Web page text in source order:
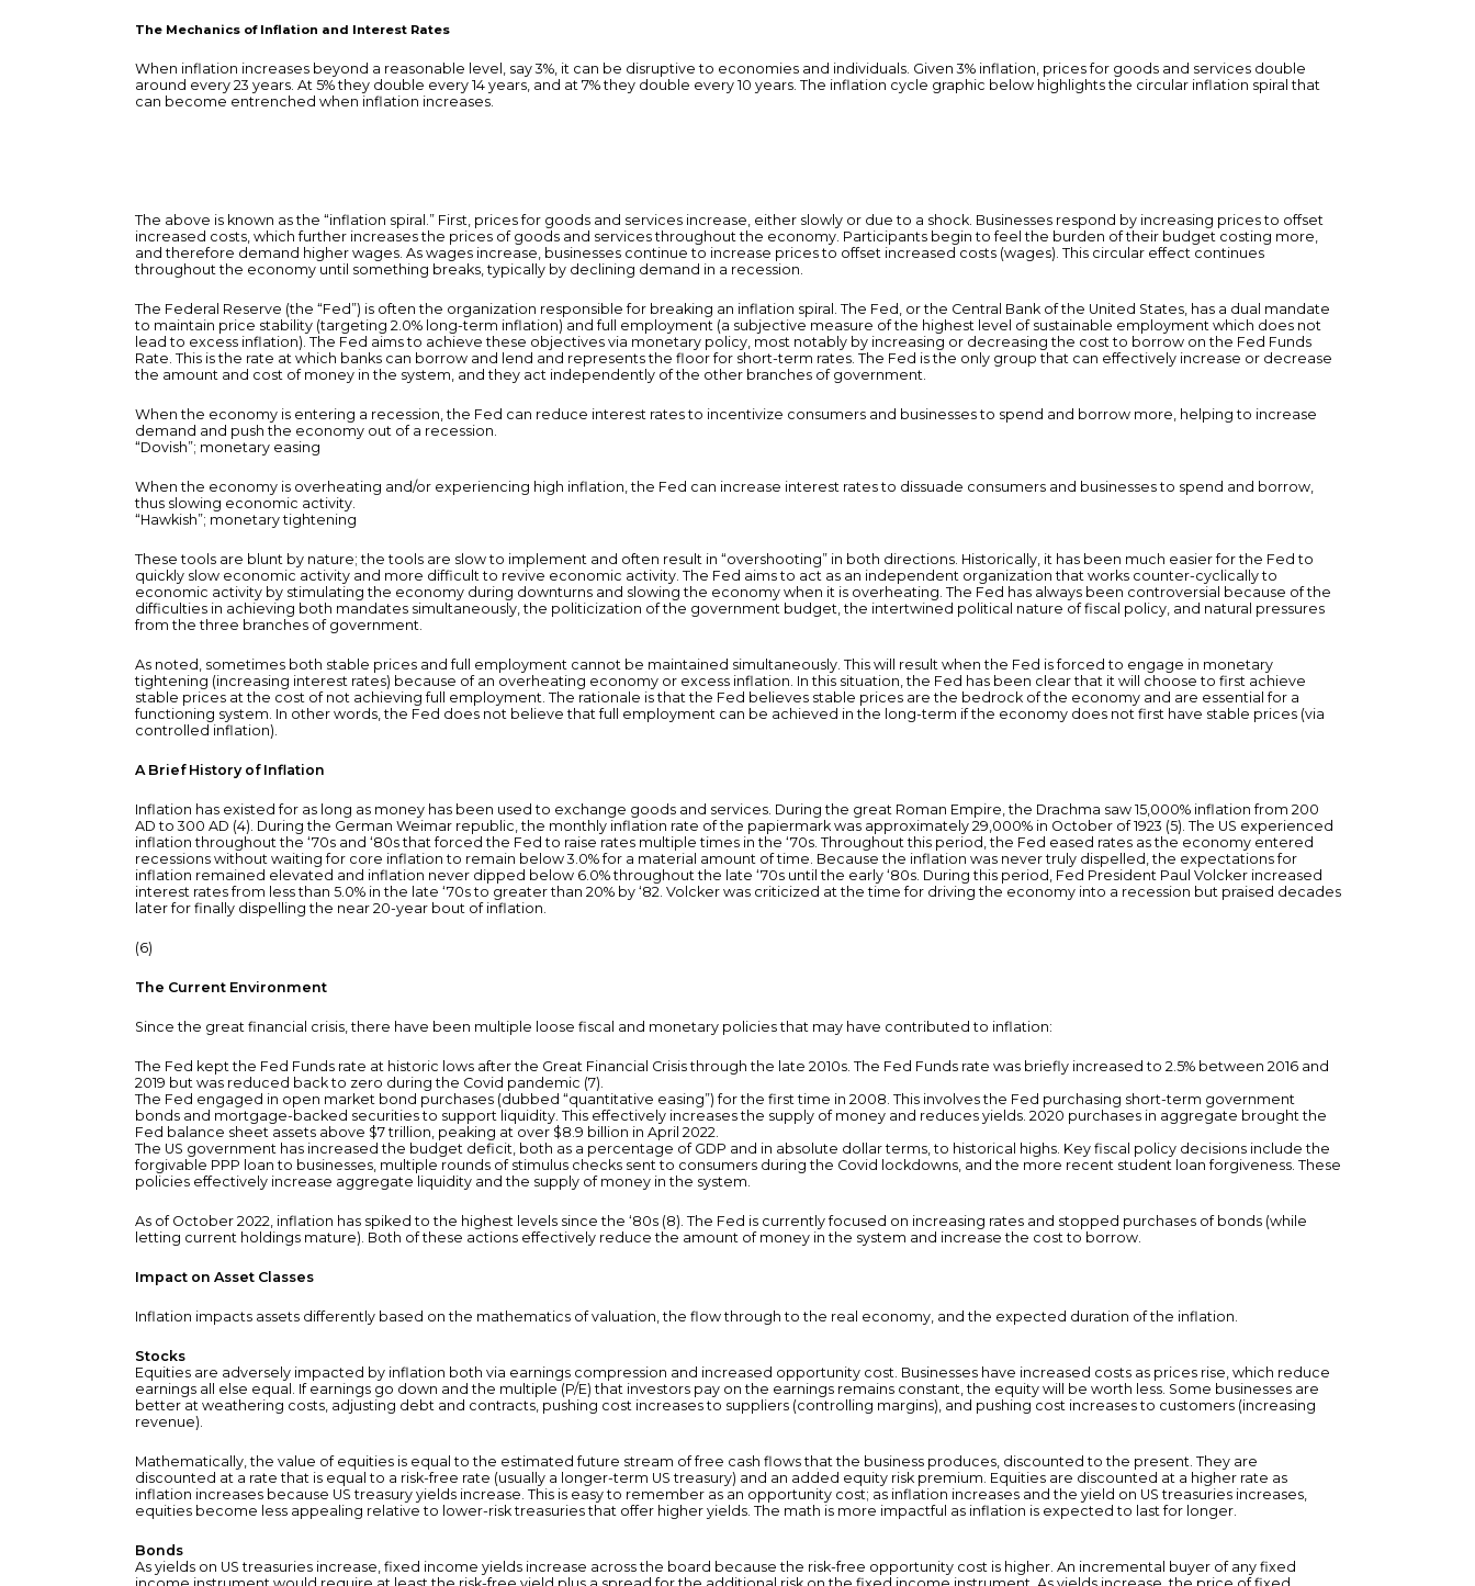
The Mechanics of Inflation and Interest Rates
When inflation increases beyond a reasonable level, say 3%, it can be disruptive to economies and individuals. Given 3% inflation, prices for goods and services double
around every 23 years. At 5% they double every 14 years, and at 7% they double every 10 years. The inflation cycle graphic below highlights the circular inflation spiral that
can become entrenched when inflation increases.
The above is known as the “inflation spiral.” First, prices for goods and services increase, either slowly or due to a shock. Businesses respond by increasing prices to offset
increased costs, which further increases the prices of goods and services throughout the economy. Participants begin to feel the burden of their budget costing more,
and therefore demand higher wages. As wages increase, businesses continue to increase prices to offset increased costs (wages). This circular effect continues
throughout the economy until something breaks, typically by declining demand in a recession.
The Federal Reserve (the “Fed”) is often the organization responsible for breaking an inflation spiral. The Fed, or the Central Bank of the United States, has a dual mandate
to maintain price stability (targeting 2.0% long-term inflation) and full employment (a subjective measure of the highest level of sustainable employment which does not
lead to excess inflation). The Fed aims to achieve these objectives via monetary policy, most notably by increasing or decreasing the cost to borrow on the Fed Funds
Rate. This is the rate at which banks can borrow and lend and represents the floor for short-term rates. The Fed is the only group that can effectively increase or decrease
the amount and cost of money in the system, and they act independently of the other branches of government.
When the economy is entering a recession, the Fed can reduce interest rates to incentivize consumers and businesses to spend and borrow more, helping to increase
demand and push the economy out of a recession.
“Dovish”; monetary easing
When the economy is overheating and/or experiencing high inflation, the Fed can increase interest rates to dissuade consumers and businesses to spend and borrow,
thus slowing economic activity.
“Hawkish”; monetary tightening
These tools are blunt by nature; the tools are slow to implement and often result in “overshooting” in both directions. Historically, it has been much easier for the Fed to
quickly slow economic activity and more difficult to revive economic activity. The Fed aims to act as an independent organization that works counter-cyclically to
economic activity by stimulating the economy during downturns and slowing the economy when it is overheating. The Fed has always been controversial because of the
difficulties in achieving both mandates simultaneously, the politicization of the government budget, the intertwined political nature of fiscal policy, and natural pressures
from the three branches of government.
As noted, sometimes both stable prices and full employment cannot be maintained simultaneously. This will result when the Fed is forced to engage in monetary
tightening (increasing interest rates) because of an overheating economy or excess inflation. In this situation, the Fed has been clear that it will choose to first achieve
stable prices at the cost of not achieving full employment. The rationale is that the Fed believes stable prices are the bedrock of the economy and are essential for a
functioning system. In other words, the Fed does not believe that full employment can be achieved in the long-term if the economy does not first have stable prices (via
controlled inflation).
A Brief History of Inflation
Inflation has existed for as long as money has been used to exchange goods and services. During the great Roman Empire, the Drachma saw 15,000% inflation from 200
AD to 300 AD (4). During the German Weimar republic, the monthly inflation rate of the papiermark was approximately 29,000% in October of 1923 (5). The US experienced
inflation throughout the ‘70s and ‘80s that forced the Fed to raise rates multiple times in the ‘70s. Throughout this period, the Fed eased rates as the economy entered
recessions without waiting for core inflation to remain below 3.0% for a material amount of time. Because the inflation was never truly dispelled, the expectations for
inflation remained elevated and inflation never dipped below 6.0% throughout the late ‘70s until the early ‘80s. During this period, Fed President Paul Volcker increased
interest rates from less than 5.0% in the late ‘70s to greater than 20% by ‘82. Volcker was criticized at the time for driving the economy into a recession but praised decades
later for finally dispelling the near 20-year bout of inflation.
(6)
The Current Environment
Since the great financial crisis, there have been multiple loose fiscal and monetary policies that may have contributed to inflation:
The Fed kept the Fed Funds rate at historic lows after the Great Financial Crisis through the late 2010s. The Fed Funds rate was briefly increased to 2.5% between 2016 and
2019 but was reduced back to zero during the Covid pandemic (7).
The Fed engaged in open market bond purchases (dubbed “quantitative easing”) for the first time in 2008. This involves the Fed purchasing short-term government
bonds and mortgage-backed securities to support liquidity. This effectively increases the supply of money and reduces yields. 2020 purchases in aggregate brought the
Fed balance sheet assets above $7 trillion, peaking at over $8.9 billion in April 2022.
The US government has increased the budget deficit, both as a percentage of GDP and in absolute dollar terms, to historical highs. Key fiscal policy decisions include the
forgivable PPP loan to businesses, multiple rounds of stimulus checks sent to consumers during the Covid lockdowns, and the more recent student loan forgiveness. These
policies effectively increase aggregate liquidity and the supply of money in the system.
As of October 2022, inflation has spiked to the highest levels since the ‘80s (8). The Fed is currently focused on increasing rates and stopped purchases of bonds (while
letting current holdings mature). Both of these actions effectively reduce the amount of money in the system and increase the cost to borrow.
Impact on Asset Classes
Inflation impacts assets differently based on the mathematics of valuation, the flow through to the real economy, and the expected duration of the inflation.
Stocks
Equities are adversely impacted by inflation both via earnings compression and increased opportunity cost. Businesses have increased costs as prices rise, which reduce
earnings all else equal. If earnings go down and the multiple (P/E) that investors pay on the earnings remains constant, the equity will be worth less. Some businesses are
better at weathering costs, adjusting debt and contracts, pushing cost increases to suppliers (controlling margins), and pushing cost increases to customers (increasing
revenue).
Mathematically, the value of equities is equal to the estimated future stream of free cash flows that the business produces, discounted to the present. They are
discounted at a rate that is equal to a risk-free rate (usually a longer-term US treasury) and an added equity risk premium. Equities are discounted at a higher rate as
inflation increases because US treasury yields increase. This is easy to remember as an opportunity cost; as inflation increases and the yield on US treasuries increases,
equities become less appealing relative to lower-risk treasuries that offer higher yields. The math is more impactful as inflation is expected to last for longer.
Bonds
As yields on US treasuries increase, fixed income yields increase across the board because the risk-free opportunity cost is higher. An incremental buyer of any fixed